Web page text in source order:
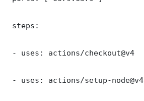
steps:
- uses: actions/checkout@v4
- uses: actions/setup-node@v4